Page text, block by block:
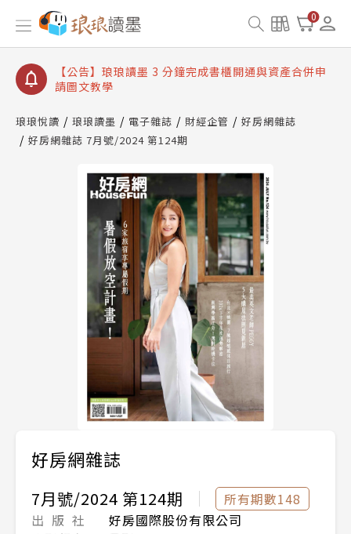
0
【公告】琅琅讀墨數位閱讀資產合併與書櫃開通申請
【公告】琅琅讀墨書櫃開通常見問題
【公告】琅琅讀墨 3 分鐘完成書櫃開通與資產合併申
請圖文教學
查詢
【公告】琅琅讀墨數位閱讀資產合併與書櫃開通申請
琅琅悅讀 琅琅讀墨 電子雜誌 財經企管
好房網雜誌
好房網雜誌 7月號/2024 第124期
好房網雜誌
7月號/2024 第124期
所有期數148
出 版 社
好房國際股份有限公司